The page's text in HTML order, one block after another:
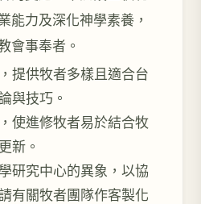
能力及深化神學素養，
會事奉者。
提供牧者多樣且適合台
與技巧。
使進修牧者易於結合牧
新。
研究中心的異象，以協
有關牧者團隊作客製化